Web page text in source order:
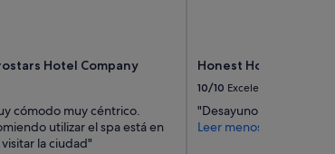
Hotel Company
cómodo muy céntrico.
utilizar el spa está en
la ciudad"
Honest Hotel
10/10 Excelente
"Desayuno, servicio y
Leer menos